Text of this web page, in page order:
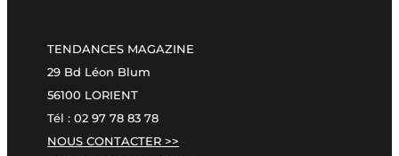
TENDANCES MAGAZINE
29 Bd Léon Blum
56100 LORIENT
Tél : 02 97 78 83 78
NOUS CONTACTER >>